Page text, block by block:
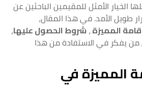
الخيار الأمثل للمقيمين الباحثين عن
طويل الأمد. في هذا المقال،
المميزة، شروط الحصول عليها،
يفكر في الاستفادة من هذا
المميزة في